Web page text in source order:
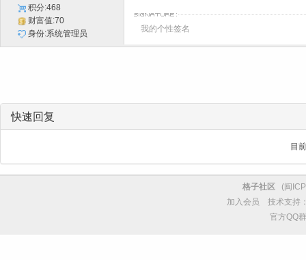
积分:468
财富值:70
身份:系统管理员
我的个性签名
快速回复
目
格子社区 (闽
加入会员
技术支持
官方QQ